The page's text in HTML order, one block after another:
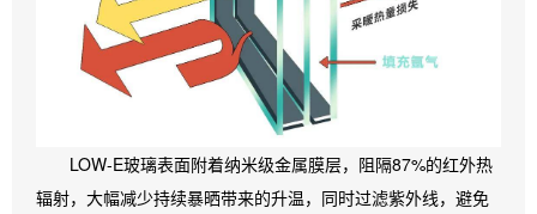
LOW-E玻璃表面附着纳米级金属膜层，阻隔87%的红外热
辐射，大幅减少持续暴晒带来的升温，同时过滤紫外线，避免